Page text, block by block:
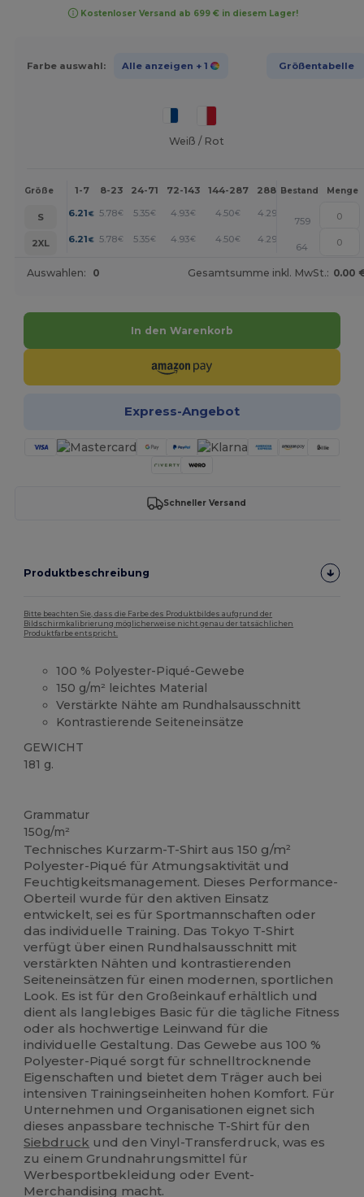
Kostenloser Versand ab 699 € in diesem Lager!
Farbe auswahl: Alle anzeigen + 1 Größentabelle
Weiß / Rot
Größe 1-7 8-23 24-71 72-143 144-287 288 + Mehr
Bestand Menge
S 6.21 € 5.78€ 5.35€ 4.93€ 4.50€ 4.29 +
759
2XL
6.21 € 5.78€ 5.35€ 4.93€ 4.50€ 4.29 +
64
Auswahlen: 0 Gesamtsumme inkl. MwSt.: 0.00
In den Warenkorb
Express-Angebot
Schneller Versand
Produktbeschreibung
Bitte beachten Sie, dass die Farbe des Produktbildes aufgrund der
Bildschirmkalibrierung möglicherweise nicht genau der tatsächlichen
Produktfarbe entspricht.
100 % Polyester-Piqué-Gewebe
150 g/m² leichtes Material
Verstärkte Nähte am Rundhalsausschnitt
Kontrastierende Seiteneinsätze
GEWICHT
181 g.
Grammatur
150g/m²
Technisches Kurzarm-T-Shirt aus 150 g/m²
Polyester-Piqué für Atmungsaktivität und
Feuchtigkeitsmanagement. Dieses Performance-
Oberteil wurde für den aktiven Einsatz
entwickelt, sei es für Sportmannschaften oder
das individuelle Training. Das Tokyo T-Shirt
verfügt über einen Rundhalsausschnitt mit
verstärkten Nähten und kontrastierenden
Seiteneinsätzen für einen modernen, sportlichen
Look. Es ist für den Großeinkauf erhältlich und
dient als langlebiges Basic für die tägliche Fitness
oder als hochwertige Leinwand für die
individuelle Gestaltung. Das Gewebe aus 100 %
Polyester-Piqué sorgt für schnelltrocknende
Eigenschaften und bietet dem Träger auch bei
intensiven Trainingseinheiten hohen Komfort. Für
Unternehmen und Organisationen eignet sich
dieses anpassbare technische T-Shirt für den
Siebdruck und den Vinyl-Transferdruck, was es
zu einem Grundnahrungsmittel für
Werbesportbekleidung oder Event-
Merchandising macht.